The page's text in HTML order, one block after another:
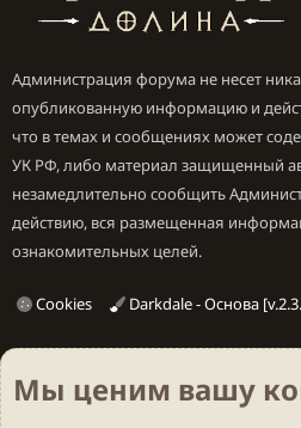
Администрация форума не несет
опубликованную информацию и
что в темах и сообщениях может
УК РФ, либо материал защищенный
незамедлительно сообщить
действию, вся размещенная
ознакомительных целей.
Cookies Darkdale - Основа
Мы ценим вашу